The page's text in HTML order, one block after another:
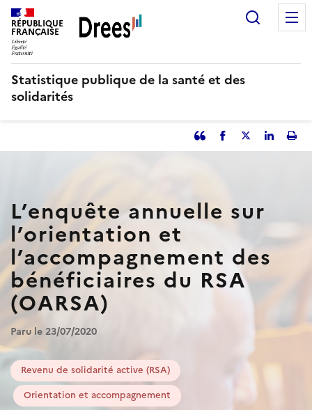
Aller
au
contenu
principal
RÉPUBLIQUE
FRANÇAISE
Statistique publique de la santé et des
solidarités
Partager
l'article
que
citation
Facebook
Partager
l'article
Partager
l'article
L’enquête annuelle sur
l’orientation et
l’accompagnement des
bénéficiaires du RSA
(OARSA)
Paru le 23/07/2020
Revenu de solidarité active (RSA)
Orientation et accompagnement